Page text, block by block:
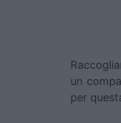
un
per